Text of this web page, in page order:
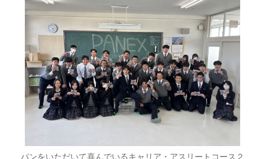
パンをいただいて喜んでいるキャリア・アスリートコース２